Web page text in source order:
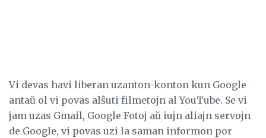
Vi devas havi liberan uzanton-konton kun Google
antaŭ ol vi povas alŝuti filmetojn al YouTube. Se vi
jam uzas Gmail, Google Fotoj aŭ iujn aliajn servojn
de Google, vi povas uzi la saman informon por